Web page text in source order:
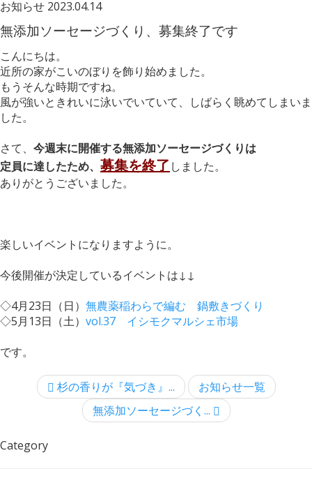
お知らせ 2023.04.14
無添加ソーセージづくり、募集終了です
こんにちは。
近所の家がこいのぼりを飾り始めました。
もうそんな時期ですね。
風が強いときれいに泳いでいていて、しばらく眺めてしまいま
した。
さて、 今週末に開催する無添加ソーセージづくりは
定員に達したため、 募集を終了 しました。
ありがとうございました。
楽しいイベントになりますように。
今後開催が決定しているイベントは↓↓
◇4月23日（日） 無農薬稲わらで編む 鍋敷きづくり
◇5月13日（土） vol.37 イシモクマルシェ市場
です。
杉の香りが『気づき』...
お知らせ一覧
無添加ソーセージづく...
Category